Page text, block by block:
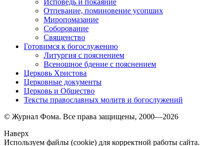
Исповедь и покаяние
Отпевание, поминовение усопших
Миропомазание
Соборование
Священство
Готовимся к богослужению
Литургия с пояснением
Всенощное бдение с пояснением
Церковь Христова
Церковные документы
Церковь и Общество
Тексты православных молитв и богослужений
© Журнал Фома. Все права защищены, 2000—2026
Наверх
Используем файлы (cookie) для корректной работы сайта.